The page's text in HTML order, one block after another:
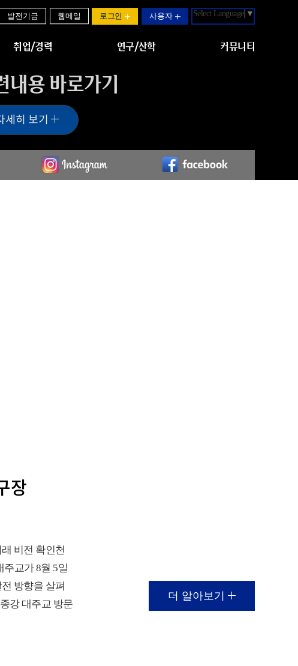
발전기금 웹메일 로그인 사용자 Select Language ▼
취업/경력 연구/산학 커뮤니티
내용 바로가기
세히 보기
장
비전 확인천
교가 8월 5일
방향을 살펴
강 대주교 방문
더 알아보기